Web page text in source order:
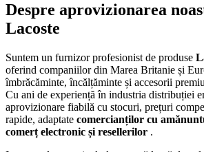
Despre aprovizionarea
Lacoste
Suntem un furnizor profesionist de produse
oferind companiilor din Marea Britanie și
îmbrăcăminte, încălțăminte și accesorii
Cu ani de experiență în industria distribuției
aprovizionare fiabilă cu stocuri, prețuri
rapide, adaptate comercianților cu
comerț electronic și resellerilor .